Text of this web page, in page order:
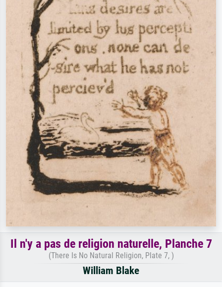
Il n'y a pas de religion naturelle, Planche 7
(There Is No Natural Religion, Plate 7, )
William Blake